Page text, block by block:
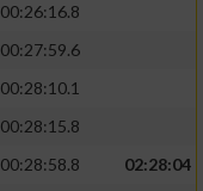
00:26:16.8
00:27:59.6
00:28:10.1
00:28:15.8
00:28:58.8
02:28:04